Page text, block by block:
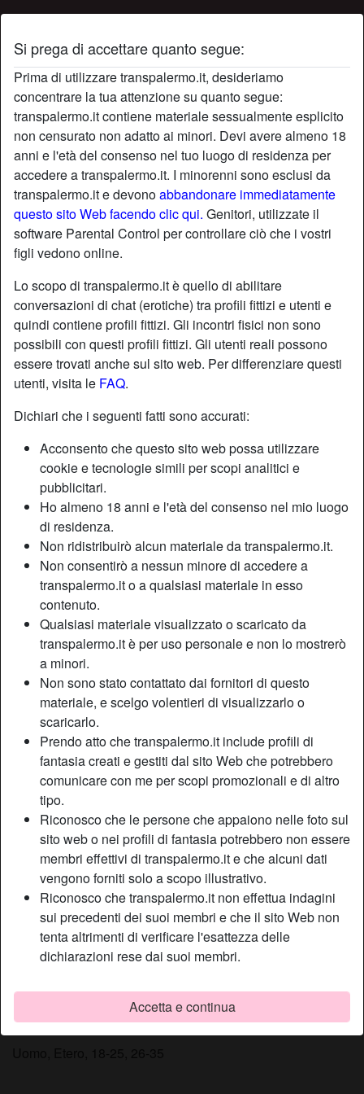
Si prega di accettare quanto segue:
Prima di utilizzare transpalermo.it, desideriamo
concentrare la tua attenzione su quanto segue:
transpalermo.it contiene materiale sessualmente esplicito
non censurato non adatto ai minori. Devi avere almeno 18
anni e l'età del consenso nel tuo luogo di residenza per
accedere a transpalermo.it. I minorenni sono esclusi da
transpalermo.it e devonoabbandonare immediatamente
questo sito Web facendo clic qui. Genitori, utilizzate il
software Parental Control per controllare ciò che i vostri
figli vedono online.
Lo scopo di transpalermo.it è quello di abilitare
conversazioni di chat (erotiche) tra profili fittizi e utenti e
quindi contiene profili fittizi. Gli incontri fisici non sono
possibili con questi profili fittizi. Gli utenti reali possono
essere trovati anche sul sito web. Per differenziare questi
utenti, visita le FAQ.
Dichiari che i seguenti fatti sono accurati:
Acconsento che questo sito web possa utilizzare
cookie e tecnologie simili per scopi analitici e
pubblicitari.
Ho almeno 18 anni e l'età del consenso nel mio luogo
di residenza.
Non ridistribuirò alcun materiale da transpalermo.it.
Non consentirò a nessun minore di accedere a
transpalermo.it o a qualsiasi materiale in esso
contenuto.
Qualsiasi materiale visualizzato o scaricato da
transpalermo.it è per uso personale e non lo mostrerò
a minori.
Non sono stato contattato dai fornitori di questo
materiale, e scelgo volentieri di visualizzarlo o
scaricarlo.
Prendo atto che transpalermo.it include profili di
fantasia creati e gestiti dal sito Web che potrebbero
comunicare con me per scopi promozionali e di altro
tipo.
Riconosco che le persone che appaiono nelle foto sul
sito web o nei profili di fantasia potrebbero non essere
membri effettivi di transpalermo.it e che alcuni dati
vengono forniti solo a scopo illustrativo.
Riconosco che transpalermo.it non effettua indagini
sui precedenti dei suoi membri e che il sito Web non
tenta altrimenti di verificare l'esattezza delle
dichiarazioni rese dai suoi membri.
Accetta e continua
Profilo di felicità
starAggiungi chatChatta adesso
Nickname:
Felicità
Età:
39
Paese:
Provincia:
Palermo
Sesso:
Shemale
Sessualità:
Relazione:
Single
Colore dei capelli:
Bionde
Colore degli occhi:
Altezza:
170 cm
Depilata:
Sì
Descrizione
Per troppo tempo ho dovuto reprimere tutte le mie fantasie
e adesso sono finalmente pronta a scatenare tutte le mie
voglie. Voglio vivere il mio erotismo in ogni sua
controllo.
Sta cercando